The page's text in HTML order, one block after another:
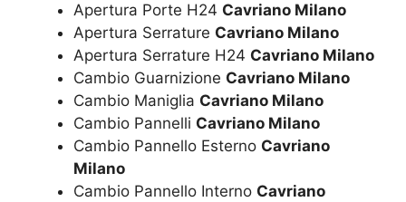
Apertura Porte H24 Cavriano Milano
Apertura Serrature Cavriano Milano
Apertura Serrature H24 Cavriano Milano
Cambio Guarnizione Cavriano Milano
Cambio Maniglia Cavriano Milano
Cambio Pannelli Cavriano Milano
Cambio Pannello Esterno Cavriano
Milano
Cambio Pannello Interno Cavriano